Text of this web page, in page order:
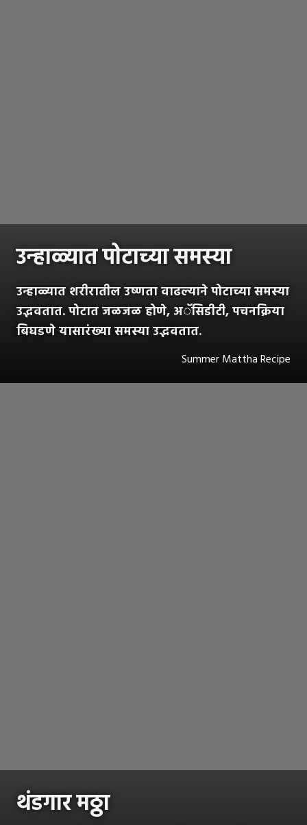
उन्हाळ्यात पोटाच्या समस्या
उन्हाळ्यात शरीरातील उष्णता वाढल्याने पोटाच्या समस्या
उद्भवतात. पोटात जळजळ होणे, अॅसिडीटी, पचनक्रिया
बिघडणे यासारंख्या समस्या उद्भवतात.
Summer Mattha Recipe
थंडगार मठ्ठा